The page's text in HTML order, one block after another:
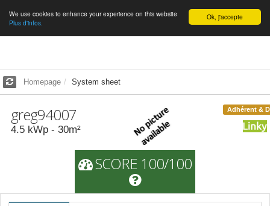
English Ok, j'accepte
We use cookies to enhance your experience on this website
Plus d'infos.
Homepage System sheet
greg94007
4.5 kWp - 30m²
Adhérent &
SCORE 100/100